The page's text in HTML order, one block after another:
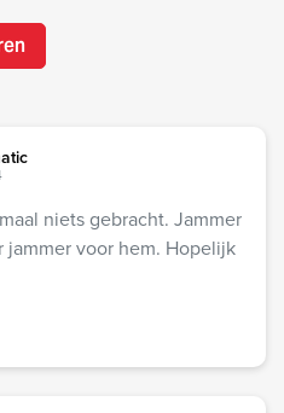
niets gebracht. Jammer
jammer voor hem. Hopelijk